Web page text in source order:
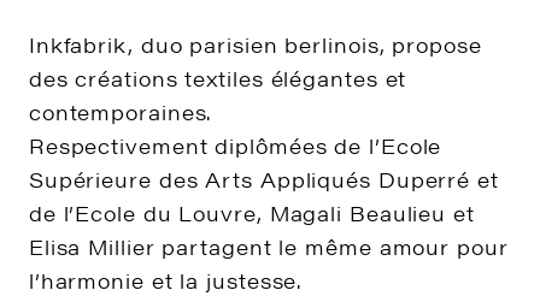
Inkfabrik, duo parisien berlinois, propose
des créations textiles élégantes et
contemporaines.
Respectivement diplômées de l’Ecole
Supérieure des Arts Appliqués Duperré et
de l’Ecole du Louvre, Magali Beaulieu et
Elisa Millier partagent le même amour pour
l’harmonie et la justesse.